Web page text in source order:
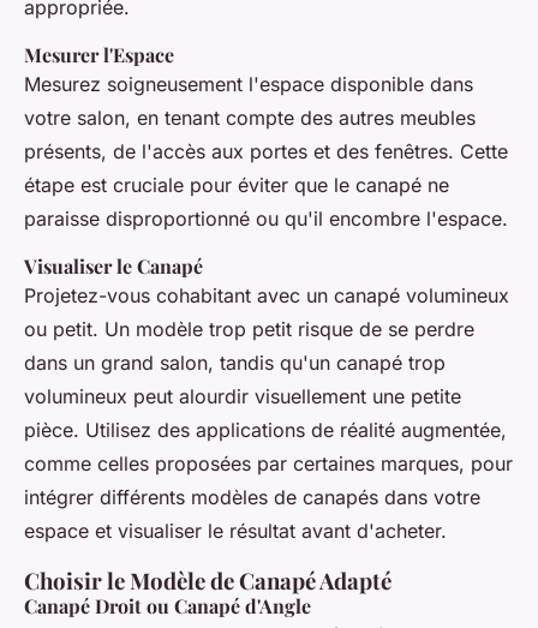
appropriée.
Mesurer l'Espace
Mesurez soigneusement l'espace disponible dans
votre salon, en tenant compte des autres meubles
présents, de l'accès aux portes et des fenêtres. Cette
étape est cruciale pour éviter que le canapé ne
paraisse disproportionné ou qu'il encombre l'espace.
Visualiser le Canapé
Projetez-vous cohabitant avec un canapé volumineux
ou petit. Un modèle trop petit risque de se perdre
dans un grand salon, tandis qu'un canapé trop
volumineux peut alourdir visuellement une petite
pièce. Utilisez des applications de réalité augmentée,
comme celles proposées par certaines marques, pour
intégrer différents modèles de canapés dans votre
espace et visualiser le résultat avant d'acheter.
Choisir le Modèle de Canapé Adapté
Canapé Droit ou Canapé d'Angle